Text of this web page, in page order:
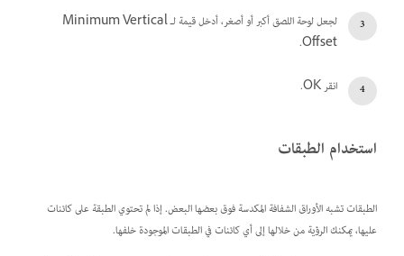
لجعل لوحة اللصق أكبر أو أصغر، أدخل قيمة لـ Minimum Vertical
Offset.
انقر OK.
استخدام الطبقات
الطبقات تشبه الأوراق الشفافة المكدسة فوق بعضها البعض. إذا لم تحتوي الطبقة على كائنات
عليها، يمكنك الرؤية من خلالها إلى أي كائنات في الطبقات الموجودة خلفها.